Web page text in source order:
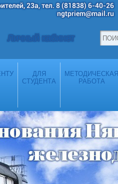
23а, тел. 8 (81838) 6-40-26
ngtpriem@mail.ru
Личный кабинет
ДЛЯ
СТУДЕНТА
МЕТОДИЧЕСКАЯ
РАБОТА